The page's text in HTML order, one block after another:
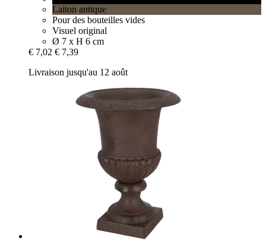
Laiton antique
Pour des bouteilles vides
Visuel original
Ø 7 x H 6 cm
€ 7,02 € 7,39
Livraison jusqu'au 12 août